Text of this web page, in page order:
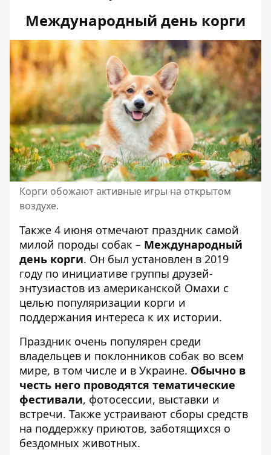
Международный день корги
Корги обожают активные игры на открытом
воздухе.
Также 4 июня отмечают праздник самой
милой породы собак – Международный
день корги. Он был установлен в 2019
году по инициативе группы друзей-
энтузиастов из американской Омахи с
целью популяризации корги и
поддержания интереса к их истории.
Праздник очень популярен среди
владельцев и поклонников собак во всем
мире, в том числе и в Украине. Обычно в
честь него проводятся тематические
фестивали, фотосессии, выставки и
встречи. Также устраивают сборы средств
на поддержку приютов, заботящихся о
бездомных животных.